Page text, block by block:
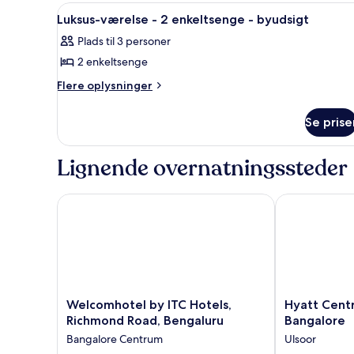
-
udsigt
til
2
-
udsigt
have
Indlæs
alle
billeder
af
Luksus-
2
enkeltsenge
-
byudsigt
Et hotelværelse med en stor
4
Luksus-værelse - 2 enkeltsenge - byudsigt
Plads til 3 personer
2 enkeltsenge
Flere oplysninger
Flere
værelse
-
Se
Lignende overnatningssteder
Welcomhotel
by
Hotels,
Welcomhotel by ITC Hotels,
Richmond Road, Bengaluru
Bangalore Centrum
Welcomhotel by ITC Hotels, Richmond Road,
Hyatt
Centric
Road
Hyatt
Bangalore
Ulsoor
Hyatt Centric